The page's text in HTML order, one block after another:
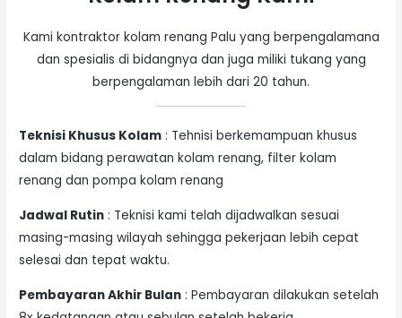
Kami kontraktor kolam renang Palu yang berpengalamana
dan spesialis di bidangnya dan juga miliki tukang yang
berpengalaman lebih dari 20 tahun.
Teknisi Khusus Kolam : Tehnisi berkemampuan khusus
dalam bidang perawatan kolam renang, filter kolam
renang dan pompa kolam renang
Jadwal Rutin : Teknisi kami telah dijadwalkan sesuai
masing-masing wilayah sehingga pekerjaan lebih cepat
selesai dan tepat waktu.
Pembayaran Akhir Bulan : Pembayaran dilakukan setelah